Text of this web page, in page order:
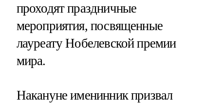
проходят праздничные
мероприятия, посвященные
лауреату Нобелевской премии
мира.
Накануне именинник призвал